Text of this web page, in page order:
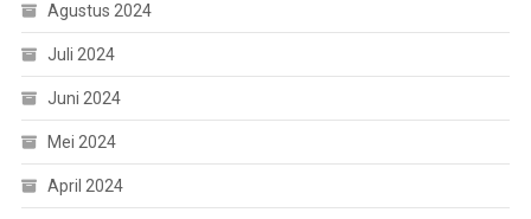
Agustus 2024
Juli 2024
Juni 2024
Mei 2024
April 2024